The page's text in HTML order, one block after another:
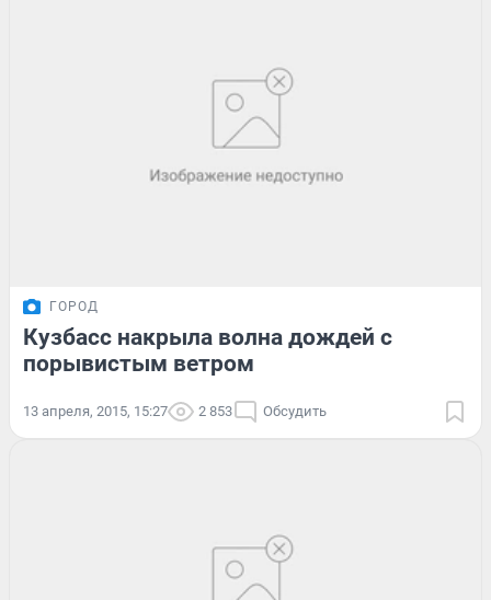
ГОРОД
Кузбасс накрыла волна дождей с
порывистым ветром
13 апреля, 2015, 15:27 2 853 Обсудить